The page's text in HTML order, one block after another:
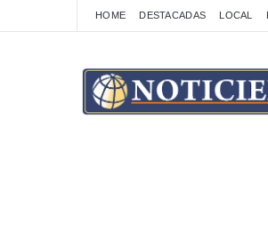
HOME DESTACADAS LOCAL